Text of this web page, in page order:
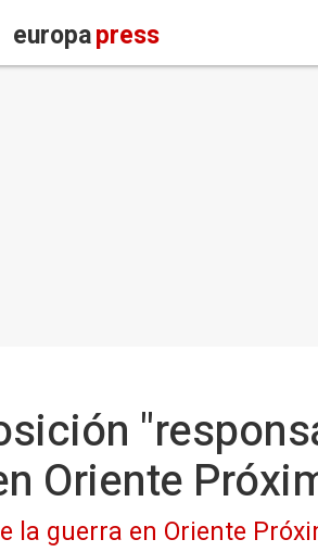
europapress
Oriente
la guerra en Oriente